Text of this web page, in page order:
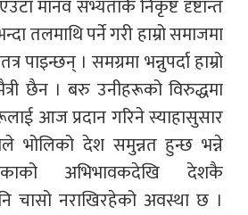
मानव सभ्यताकै निकृष्ट दृष्टान्त
तलमाथि पर्ने गरी हाम्रो समाजमा
पाइन्छन् । समग्रमा भन्नुपर्दा हाम्रो
छैन । बरु उनीहरूको विरुद्धमा
आज प्रदान गरिने स्याहासुसार
भोलिको देश समुन्नत हुन्छ भन्ने
अभिभावकदेखि देशकै
चासो नराखिरहेको अवस्था छ ।